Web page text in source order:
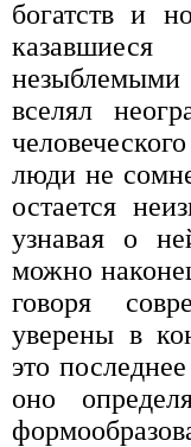
богатств и
вселял
люди не
остается
узнавая о
можно
говоря
уверены в
это
оно